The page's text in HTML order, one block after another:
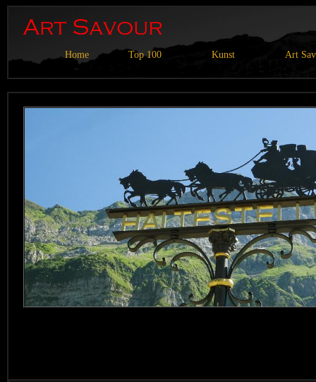
Home Top 100 Kunst Art